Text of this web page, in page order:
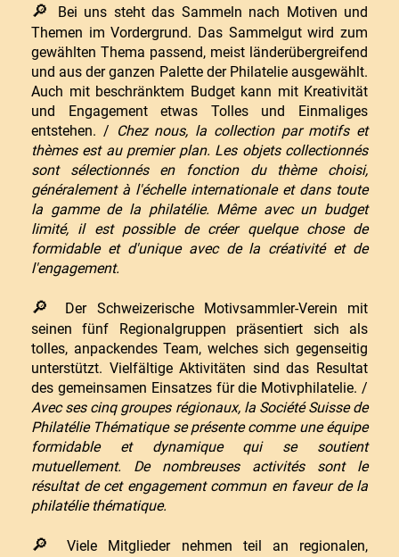
🔎
Bei uns steht das Sammeln nach Motiven und
Themen im Vordergrund. Das Sammelgut wird zum
gewählten Thema passend, meist länderübergreifend
und aus der ganzen Palette der Philatelie ausgewählt.
Auch mit beschränktem Budget kann mit Kreativität
und Engagement etwas Tolles und Einmaliges
entstehen. / Chez nous, la collection par motifs et
thèmes est au premier plan. Les objets collectionnés
sont sélectionnés en fonction du thème choisi,
généralement à l'échelle internationale et dans toute
la gamme de la philatélie. Même avec un budget
limité, il est possible de créer quelque chose de
formidable et d'unique avec de la créativité et de
l'engagement.
🔎
Der Schweizerische Motivsammler-Verein mit
seinen fünf Regionalgruppen präsentiert sich als
tolles, anpackendes Team, welches sich gegenseitig
unterstützt. Vielfältige Aktivitäten sind das Resultat
des gemeinsamen Einsatzes für die Motivphilatelie. /
Avec ses cinq groupes régionaux, la Société Suisse de
Philatélie Thématique se présente comme une équipe
formidable et dynamique qui se soutient
mutuellement. De nombreuses activités sont le
résultat de cet engagement commun en faveur de la
philatélie thématique.
🔎Viele Mitglieder nehmen teil an regionalen,